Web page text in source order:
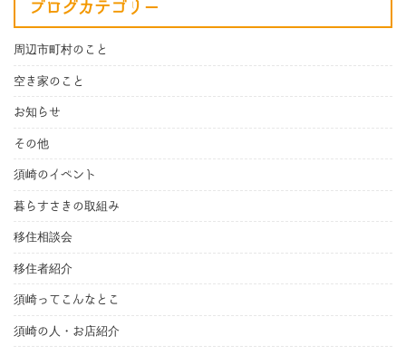
ブログカテゴリー
周辺市町村のこと
空き家のこと
お知らせ
その他
須崎のイベント
暮らすさきの取組み
移住相談会
移住者紹介
須崎ってこんなとこ
須崎の人・お店紹介